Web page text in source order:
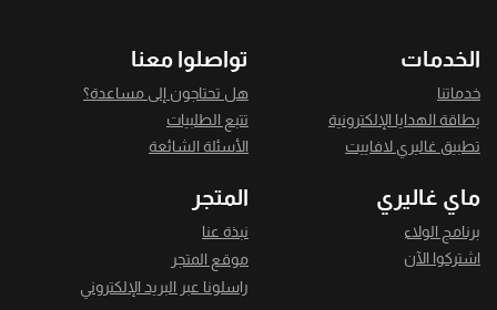
الخدمات
خدماتنا
بطاقة الهدايا الإلكترونية
تطبيق غاليري لافاييت
تواصلوا معنا
هل تحتاجون إلى مساعدة؟
تتبع الطلبيات
الأسئلة الشائعة
ماي غاليري
برنامج الولاء
اشتركوا الآن
المتجر
نبذة عنا
موقع المتجر
راسلونا عبر البريد الإلكتروني